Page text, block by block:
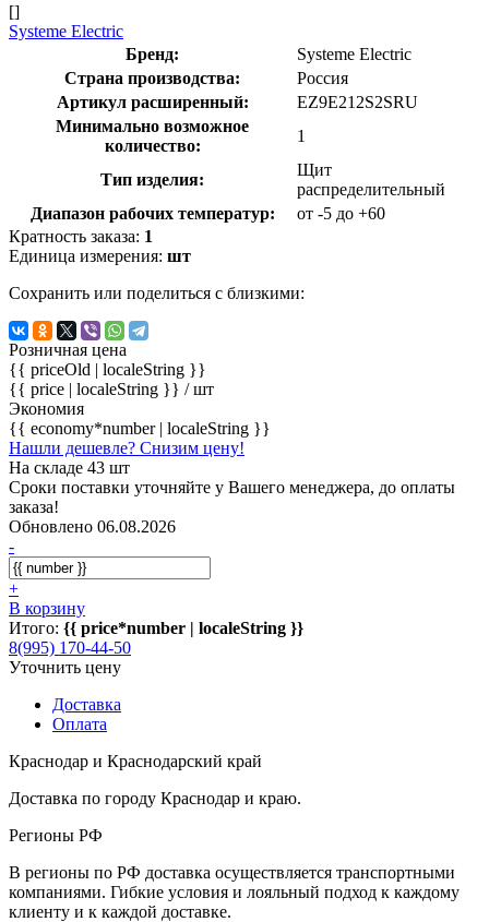
[]
Systeme Electric
Бренд:
Systeme Electric
Страна производства:
Россия
Артикул расширенный:
EZ9E212S2SRU
Минимально возможное
количество:
1
Тип изделия:
Щит
распределительный
Диапазон рабочих температур:
от -5 до +60
Кратность заказа: 1
Единица измерения: шт
Сохранить или поделиться с близкими:
Розничная цена
{{ priceOld | localeString }}
{{ price | localeString }} / шт
Экономия
{{ economy*number | localeString }}
Нашли дешевле? Снизим цену!
На складе 43 шт
Сроки поставки уточняйте у Вашего менеджера, до оплаты
заказа!
Обновлено 06.08.2026
-
+
В корзину
Итого: {{ price*number | localeString }}
8(995) 170-44-50
Уточнить цену
Доставка
Оплата
Краснодар и Краснодарский край
Доставка по городу Краснодар и краю.
Регионы РФ
В регионы по РФ доставка осуществляется транспортными
компаниями. Гибкие условия и лояльный подход к каждому
клиенту и к каждой доставке.